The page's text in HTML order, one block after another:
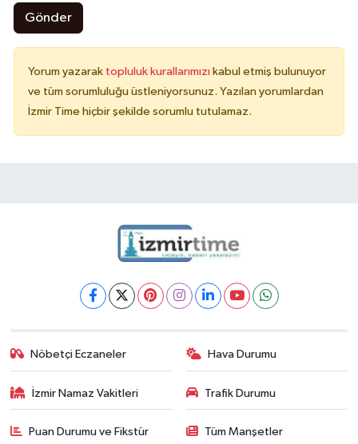
Gönder
Yorum yazarak topluluk kurallarımızı kabul etmiş bulunuyor
ve tüm sorumluluğu üstleniyorsunuz. Yazılan yorumlardan
İzmir Time hiçbir şekilde sorumlu tutulamaz.
Nöbetçi Eczaneler Hava Durumu
İzmir Namaz Vakitleri Trafik Durumu
Puan Durumu ve Fikstür Tüm Manşetler